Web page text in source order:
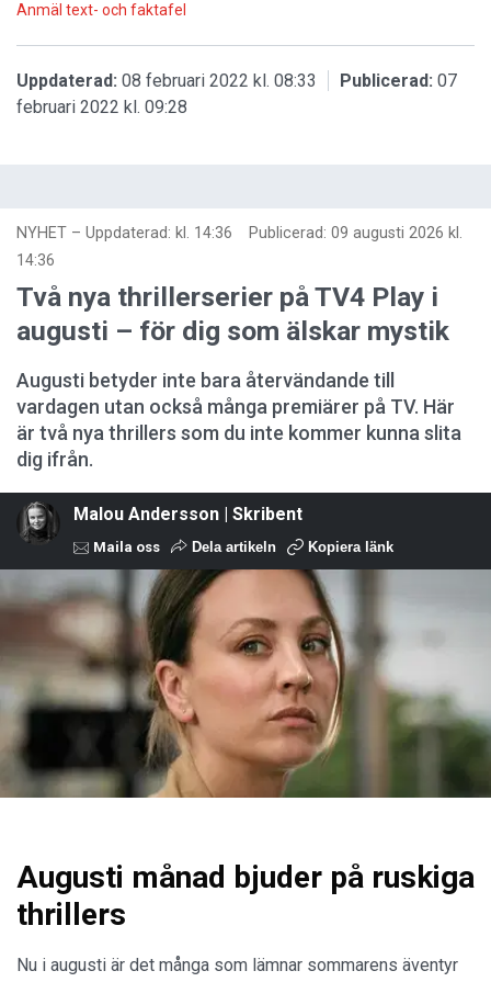
Anmäl text- och faktafel
Uppdaterad: 08 februari 2022 kl. 08:33 Publicerad: 07
februari 2022 kl. 09:28
NYHET – Uppdaterad: kl. 14:36 Publicerad: 09 augusti 2026 kl.
14:36
Två nya thrillerserier på TV4 Play i
augusti – för dig som älskar mystik
Augusti betyder inte bara återvändande till
vardagen utan också många premiärer på TV. Här
är två nya thrillers som du inte kommer kunna slita
dig ifrån.
Malou Andersson | Skribent
Maila oss Dela artikeln Kopiera länk
Augusti månad bjuder på ruskiga
thrillers
Nu i augusti är det många som lämnar sommarens äventyr